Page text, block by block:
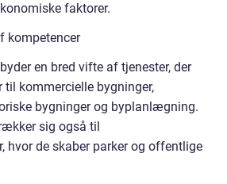
faktorer.
kompetencer
en bred vifte af tjenester, der
kommercielle bygninger,
bygninger og byplanlægning.
sig også til
hvor de skaber parker og offentlige